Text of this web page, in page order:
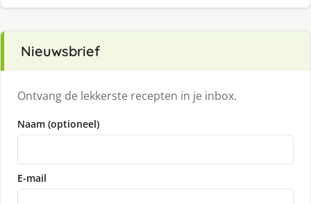
Nieuwsbrief
Ontvang de lekkerste recepten in je inbox.
Naam (optioneel)
E-mail